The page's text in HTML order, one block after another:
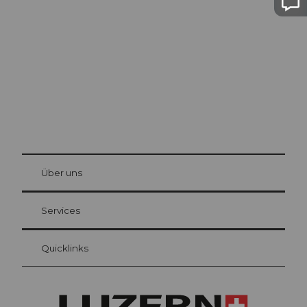
Gästekarte Luzern
Ihre Vorteile als Übernachtungsgast
at Bre
Über uns
Services
Quicklinks